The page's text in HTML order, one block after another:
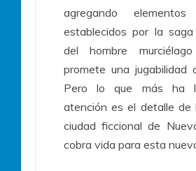
agregando elementos
establecidos por la
del hombre
promete una jugabilidad
Pero lo que más ha
atención es el detalle de
ciudad ficcional de
cobra vida para esta